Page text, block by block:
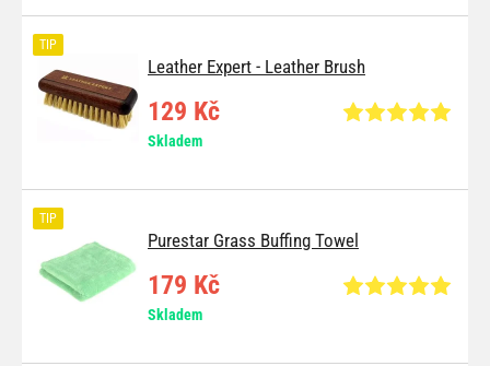
Leather Expert - Leather Brush
TIP
129 Kč
Skladem
Purestar Grass Buffing Towel
TIP
179 Kč
Skladem